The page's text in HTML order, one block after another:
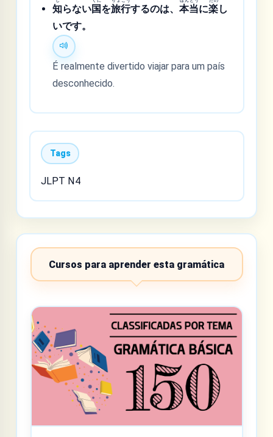
知らない国を旅行するのは、本当に楽し
いです。
É realmente divertido viajar para um país
desconhecido.
Tags
JLPT N4
Cursos para aprender esta gramática